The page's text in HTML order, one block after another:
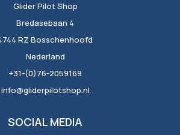
Glider Pilot Shop
Bredasebaan 4
RZ Bosschenhoofd
Nederland
+31-(0)76-2059169
info@gliderpilotshop.nl
SOCIAL MEDIA